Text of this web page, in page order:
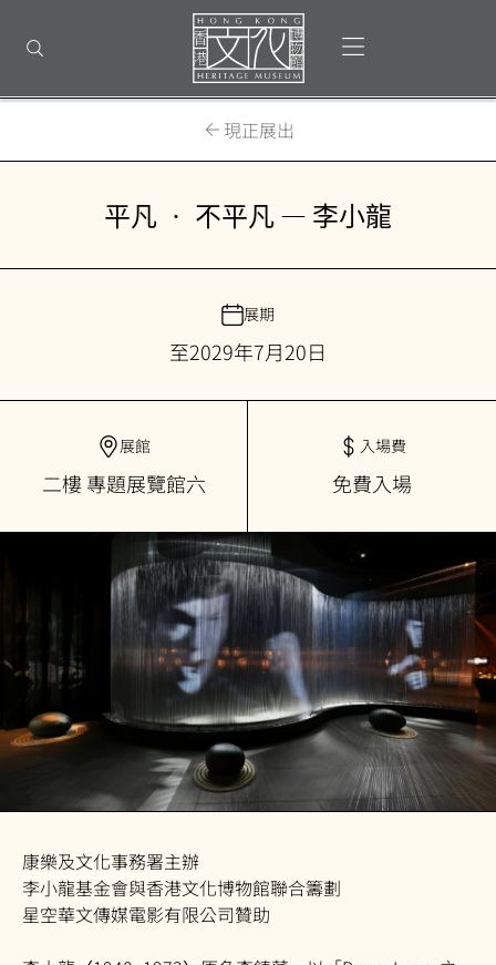
部
打開搜尋
首
頁
打開選單
現正展出
平凡 • 不平凡 — 李小龍
展館
二樓 專題展覽館六
展期
至2029年7月20日
入場費
免費入場
康樂及文化事務署主辦
李小龍基金會與香港文化博物館聯合籌劃
星空華文傳媒電影有限公司贊助